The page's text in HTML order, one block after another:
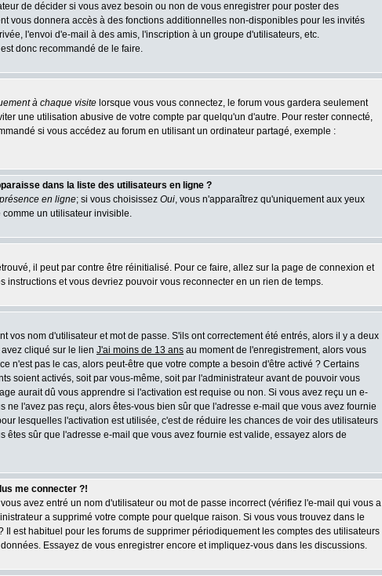
de décider si vous avez besoin ou non de vous enregistrer pour poster des
vous donnera accès à des fonctions additionnelles non-disponibles pour les invités
l'envoi d'e-mail à des amis, l'inscription à un groupe d'utilisateurs, etc.
donc recommandé de le faire.
à chaque visite lorsque vous vous connectez, le forum vous gardera seulement
une utilisation abusive de votre compte par quelqu'un d'autre. Pour rester connecté,
si vous accédez au forum en utilisant un ordinateur partagé, exemple :
dans la liste des utilisateurs en ligne ?
en ligne; si vous choisissez Oui, vous n'apparaîtrez qu'uniquement aux yeux
un utilisateur invisible.
il peut par contre être réinitialisé. Pour ce faire, allez sur la page de connexion et
instructions et vous devriez pouvoir vous reconnecter en un rien de temps.
vos nom d'utilisateur et mot de passe. S'ils ont correctement été entrés, alors il y a deux
cliqué sur le lien J'ai moins de 13 ans au moment de l'enregistrement, alors vous
n'est pas le cas, alors peut-être que votre compte a besoin d'être activé ? Certains
soient activés, soit par vous-même, soit par l'administrateur avant de pouvoir vous
aurait dû vous apprendre si l'activation est requise ou non. Si vous avez reçu un e-
ne l'avez pas reçu, alors êtes-vous bien sûr que l'adresse e-mail que vous avez fournie
lesquelles l'activation est utilisée, c'est de réduire les chances de voir des utilisateurs
sûr que l'adresse e-mail que vous avez fournie est valide, essayez alors de
me connecter ?!
avez entré un nom d'utilisateur ou mot de passe incorrect (vérifiez l'e-mail qui vous a
a supprimé votre compte pour quelque raison. Si vous vous trouvez dans le
est habituel pour les forums de supprimer périodiquement les comptes des utilisateurs
Essayez de vous enregistrer encore et impliquez-vous dans les discussions.